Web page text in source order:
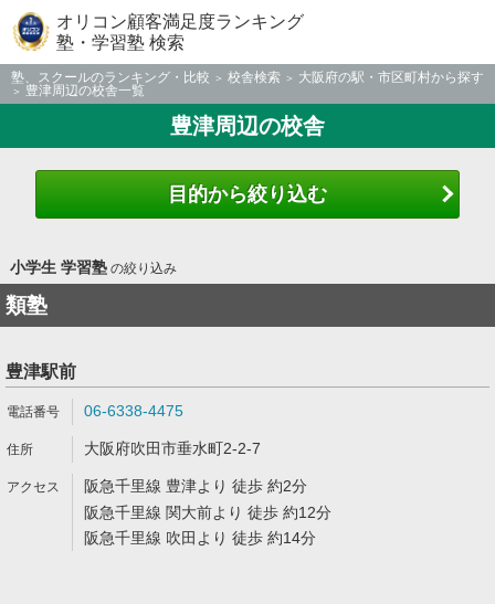
オリコン顧客満足度ランキング
塾・学習塾 検索
塾、スクールのランキング・比較 校舎検索
大阪府の駅・市区町村から探す
豊津周辺の校舎一覧
豊津周辺の校舎
目的から絞り込む
小学生 学習塾の絞り込み
類塾
豊津駅前
06-6338-4475
大阪府吹田市垂水町2-2-7
阪急千里線 豊津より 徒歩 約2分
阪急千里線 関大前より 徒歩 約12分
阪急千里線 吹田より 徒歩 約14分